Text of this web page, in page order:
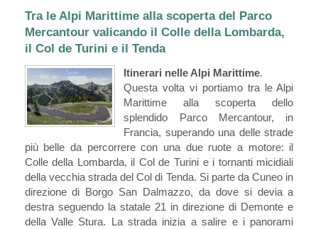
Tra le Alpi Marittime alla scoperta del Parco
Mercantour valicando il Colle della Lombarda,
il Col de Turini e il Tenda
Itinerari nelle Alpi Marittime.
Questa volta vi portiamo tra le Alpi
Marittime alla scoperta dello
splendido Parco Mercantour, in
Francia, superando una delle strade
più belle da percorrere con una due ruote a motore: il
Colle della Lombarda, il Col de Turini e i tornanti micidiali
della vecchia strada del Col di Tenda. Si parte da Cuneo in
direzione di Borgo San Dalmazzo, da dove si devia a
destra seguendo la statale 21 in direzione di Demonte e
della Valle Stura. La strada inizia a salire e i panorami